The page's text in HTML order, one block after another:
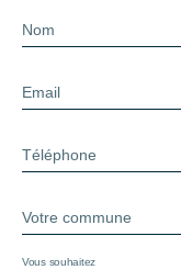
Nom
Email
Téléphone
Votre commune
Vous souhaitez